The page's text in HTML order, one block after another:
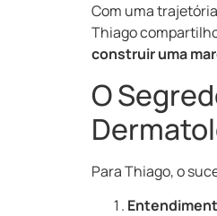
Com uma
Thiago
construir uma
O
Para Thiago, o